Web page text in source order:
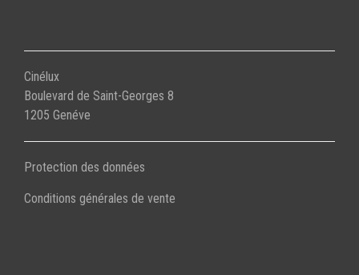
Cinélux
Boulevard de Saint-Georges 8
1205 Genéve
Protection des données
Conditions générales de vente